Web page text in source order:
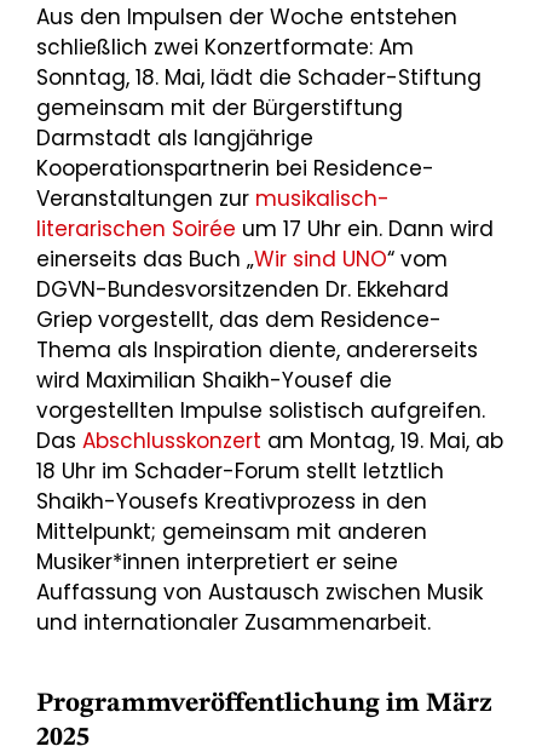
Aus den Impulsen der Woche entstehen
schließlich zwei Konzertformate: Am
Sonntag, 18. Mai, lädt die Schader-Stiftung
gemeinsam mit der Bürgerstiftung
Darmstadt als langjährige
Kooperationspartnerin bei Residence-
Veranstaltungen zur musikalisch-
literarischen Soirée um 17 Uhr ein. Dann wird
einerseits das Buch „Wir sind UNO“ vom
DGVN-Bundesvorsitzenden Dr. Ekkehard
Griep vorgestellt, das dem Residence-
Thema als Inspiration diente, andererseits
wird Maximilian Shaikh-Yousef die
vorgestellten Impulse solistisch aufgreifen.
Das Abschlusskonzert am Montag, 19. Mai, ab
18 Uhr im Schader-Forum stellt letztlich
Shaikh-Yousefs Kreativprozess in den
Mittelpunkt; gemeinsam mit anderen
Musiker*innen interpretiert er seine
Auffassung von Austausch zwischen Musik
und internationaler Zusammenarbeit.
Programmveröffentlichung im März
2025